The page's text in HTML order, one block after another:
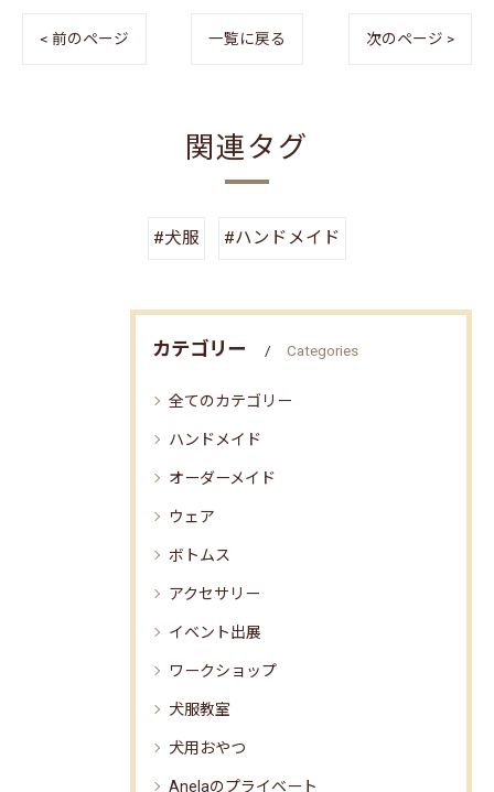
< 前のページ 一覧に戻る 次のページ >
関連タグ
#犬服 #ハンドメイド
カテゴリー Categories
全てのカテゴリー
ハンドメイド
オーダーメイド
ウェア
ボトムス
アクセサリー
イベント出展
ワークショップ
犬服教室
犬用おやつ
Anelaのプライベート